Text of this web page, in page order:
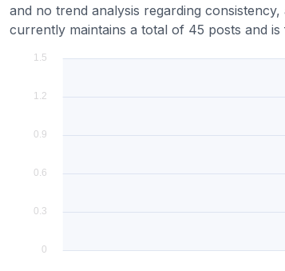
and no trend analysis regarding
currently maintains a total of 45 posts and